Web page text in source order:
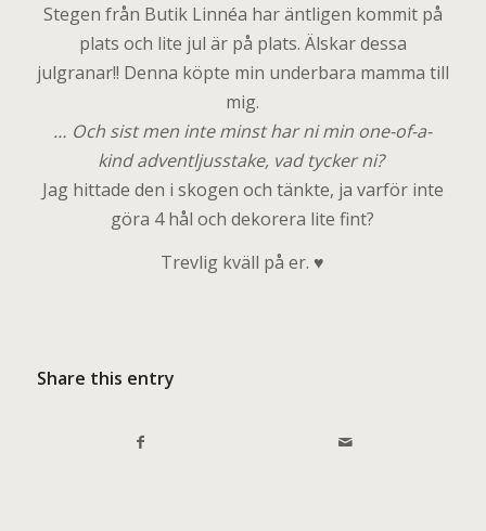
Stegen från Butik Linnéa har äntligen kommit på
plats och lite jul är på plats. Älskar dessa
julgranar!! Denna köpte min underbara mamma till
mig.
… Och sist men inte minst har ni min one-of-a-
kind adventljusstake, vad tycker ni?
Jag hittade den i skogen och tänkte, ja varför inte
göra 4 hål och dekorera lite fint?
Trevlig kväll på er. ♥
Share this entry